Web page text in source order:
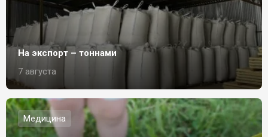
На экспорт – тоннами
7 августа
Медицина